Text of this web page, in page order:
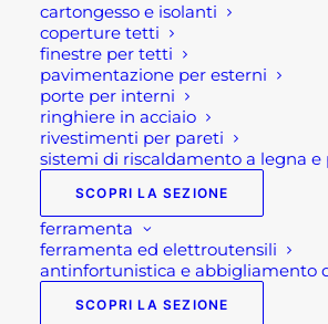
cartongesso e isolanti
coperture tetti
finestre per tetti
pavimentazione per esterni
porte per interni
ringhiere in acciaio
rivestimenti per pareti
sistemi di riscaldamento a legna e
SCOPRI LA SEZIONE
ferramenta
ferramenta ed elettroutensili
antinfortunistica e abbigliamento
SCOPRI LA SEZIONE
scarpe